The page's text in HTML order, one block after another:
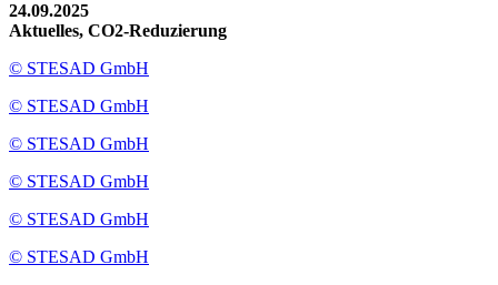
24.09.2025
Aktuelles, CO2-Reduzierung
© STESAD GmbH
© STESAD GmbH
© STESAD GmbH
© STESAD GmbH
© STESAD GmbH
© STESAD GmbH